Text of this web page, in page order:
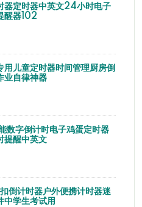
器定时器中英文24小时电子
醒器102
用儿童定时器时间管理厨房倒
业自律神器
数字倒计时电子鸡蛋定时器
提醒中英文
倒计时器户外便携计时器迷
中学生考试用